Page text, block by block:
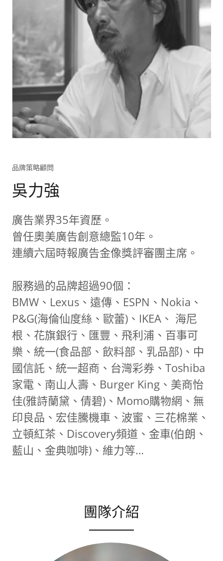
品牌策略顧問
吳力強
廣告業界35年資歷。
曾任奧美廣告創意總監10年。
連續六屆時報廣告金像獎評審團主席。
服務過的品牌超過90個：
BMW、Lexus、遠傳、ESPN、Nokia、
P&G(海倫仙度絲、歐蕾)、IKEA、 海尼
根、花旗銀行、匯豐、飛利浦、百事可
樂、統一(食品部、飲料部、乳品部)、中
國信託、統一超商、台灣彩券、Toshiba
家電、南山人壽、Burger King、美商怡
佳(雅詩蘭黛、倩碧)、Momo購物網、無
印良品、宏佳騰機車、波蜜、三花棉業、
立頓紅茶、Discovery頻道、金車(伯朗、
藍山、金典咖啡)、維力等…
團隊介紹